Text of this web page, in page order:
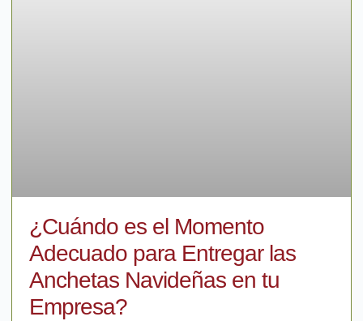
¿Cuándo es el Momento
Adecuado para Entregar las
Anchetas Navideñas en tu
Empresa?